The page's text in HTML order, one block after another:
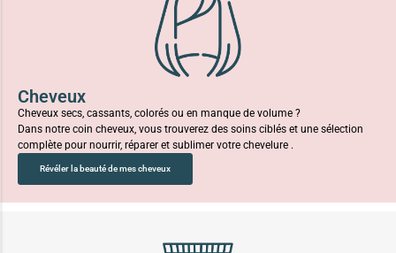
Cheveux
Cheveux secs, cassants, colorés ou en manque de volume ?
Dans notre coin cheveux, vous trouverez des soins ciblés et une sélection
complète pour nourrir, réparer et sublimer votre chevelure .
Révéler la beauté de mes cheveux